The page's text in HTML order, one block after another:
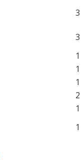
3
3
1
1
1
2
1
1